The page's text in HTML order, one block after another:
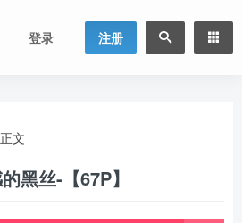
登录 注册
正文
黑丝-【67P】